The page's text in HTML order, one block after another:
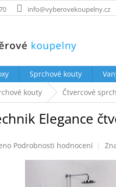
info@vyberovekoupelny.cz
Sprchové kouty
kouty Čtvercové
Elegance
Podrobnosti hodnocení